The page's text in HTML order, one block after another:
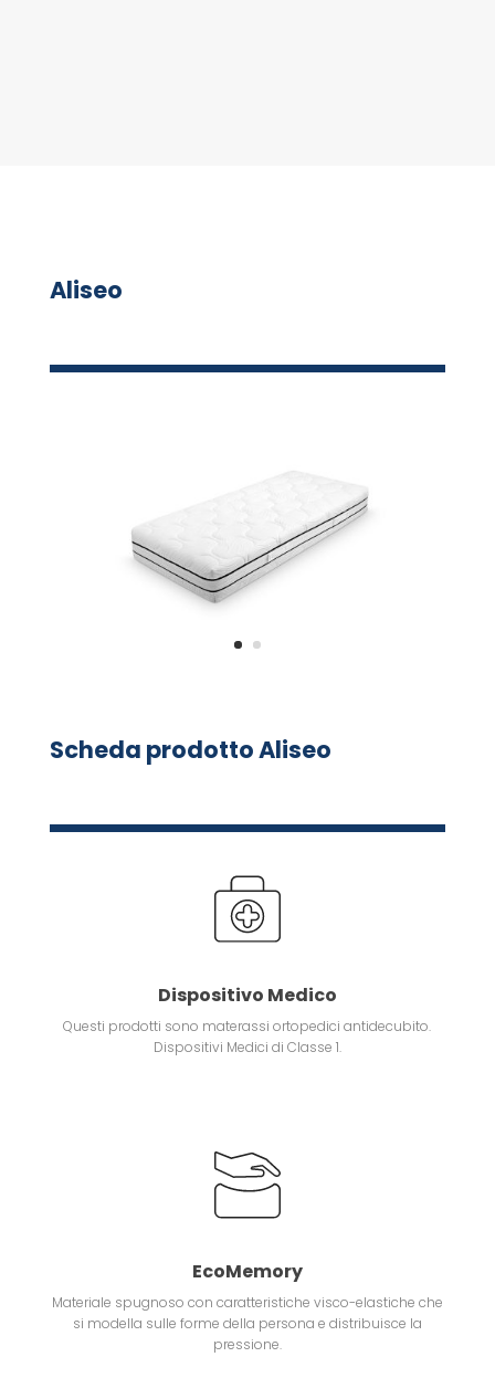
Aliseo
Scheda prodotto Aliseo
Dispositivo Medico
Questi prodotti sono materassi ortopedici antidecubito.
Dispositivi Medici di Classe 1.
EcoMemory
Materiale spugnoso con caratteristiche visco-elastiche che
si modella sulle forme della persona e distribuisce la
pressione.